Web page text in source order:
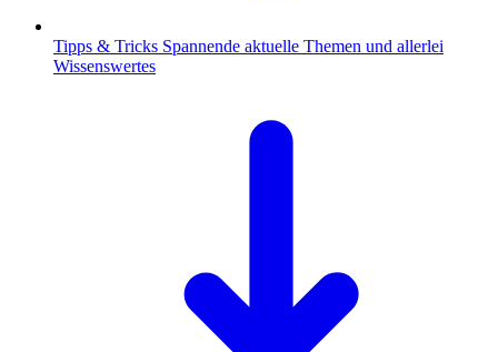
Tipps & Tricks Spannende aktuelle Themen und allerlei
Wissenswertes